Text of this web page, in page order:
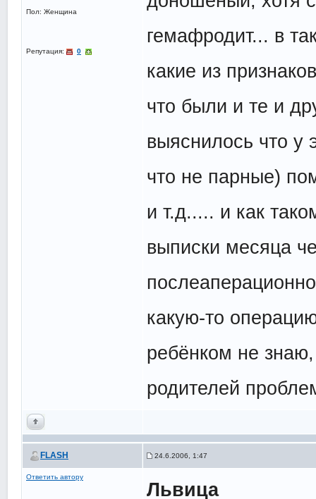
Пол: Женщина
Репутация: 0
гемафродит... в
какие из
что были и те и
выяснилось что у
что не парные)
и т.д..... и как
выписки месяца
какую-то
ребёнком не
родителей
FLASH 24.6.2006, 1:47
Ответить автору
Львица